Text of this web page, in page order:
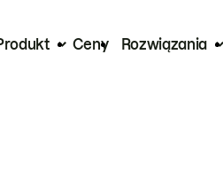
Ceny Rozwiązania